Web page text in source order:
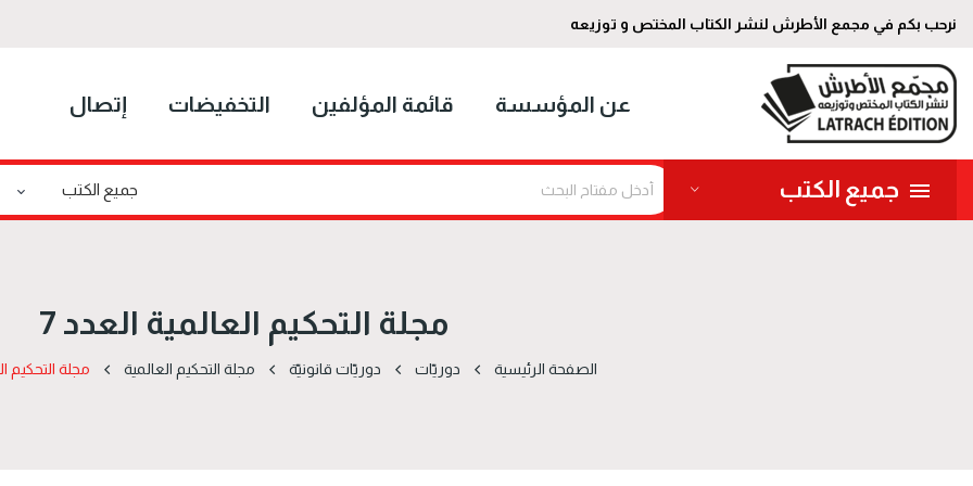
نرحب بكم في مجمع الأطرش لنشر الكتاب المختص و توزيعه
عن المؤسسة قائمة المؤلفين التخفيضات إتصال
جميع الكتب
مجلة التحكيم العالمية العدد 7
الصفحة الرئيسية دوریّات دوریّات قانونیّة مجلة التحكيم العالمية مجلة التحكيم